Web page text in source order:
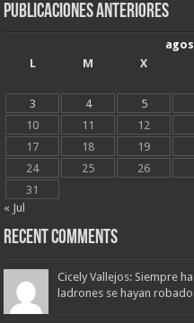
Publicaciones Anteriores
L
M X
3
4 5
10
11 12
17
18 19
24
25 26
31
« Jul
Recent Comments
Cicely Vallejos: Siempre
ladrones se hayan robado